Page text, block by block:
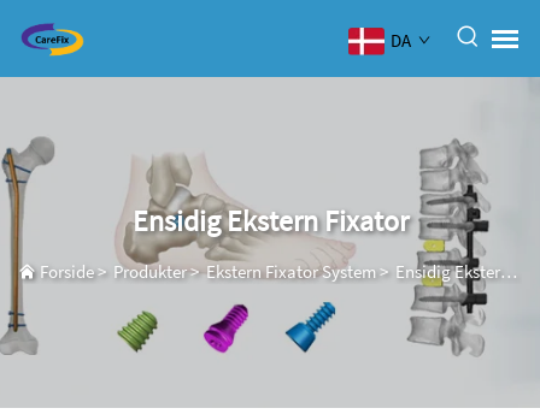
DA
Ensidig Ekstern Fixator
Forside> Produkter>Ekstern Fixator System> Ensidig Ekstern Fixator